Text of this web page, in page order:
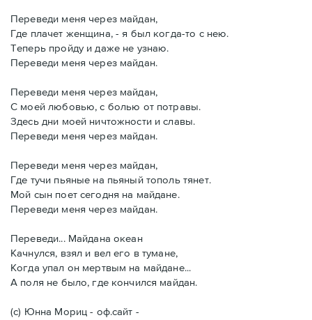
Переведи меня через майдан,
Где плачет женщина, - я был когда-то с нею.
Теперь пройду и даже не узнаю.
Переведи меня через майдан.
Переведи меня через майдан,
С моей любовью, с болью от потравы.
Здесь дни моей ничтожности и славы.
Переведи меня через майдан.
Переведи меня через майдан,
Где тучи пьяные на пьяный тополь тянет.
Мой сын поет сегодня на майдане.
Переведи меня через майдан.
Переведи... Майдана океан
Качнулся, взял и вел его в тумане,
Когда упал он мертвым на майдане...
А поля не было, где кончился майдан.
(с) Юнна Мориц - оф.сайт -